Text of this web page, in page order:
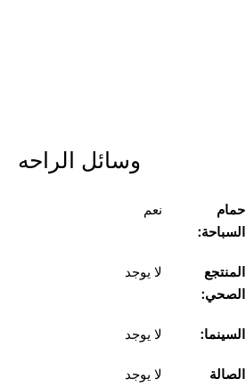
وسائل الراحه
حمام
السباحة:
نعم
المنتجع
الصحي:
لا يوجد
السينما: لا يوجد
الصالة
لا يوجد